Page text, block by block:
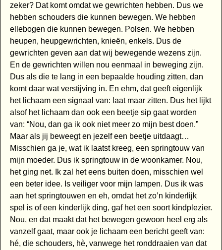
zeker? Dat komt omdat we gewrichten hebben. Dus we
hebben schouders die kunnen bewegen. We hebben
ellebogen die kunnen bewegen. Polsen. We hebben
heupen, heupgewrichten, knieën, enkels. Dus de
gewrichten geven aan dat wij bewegende wezens zijn.
En de gewrichten willen nou eenmaal in beweging zijn.
Dus als die te lang in een bepaalde houding zitten, dan
komt daar wat verstijving in. En ehm, dat geeft eigenlijk
het lichaam een signaal van: laat maar zitten. Dus het lijkt
alsof het lichaam dan ook een beetje sip gaat worden
van: “Nou, dan ga ik ook niet meer zo mijn best doen.”
Maar als jij beweegt en jezelf een beetje uitdaagt…
Misschien ga je, wat ik laatst kreeg, een springtouw van
mijn moeder. Dus ik springtouw in de woonkamer. Nou,
het ging net. Ik zal het eens buiten doen, misschien wel
een beter idee. Is veiliger voor mijn lampen. Dus ik was
aan het springtouwen en eh, omdat het zo’n kinderlijk
spel is of een kinderlijk ding, gaf het een soort kindplezier.
Nou, en dat maakt dat het bewegen gewoon heel erg als
vanzelf gaat, maar ook je lichaam een bericht geeft van:
hé, die schouders, hè, vanwege het ronddraaien van dat